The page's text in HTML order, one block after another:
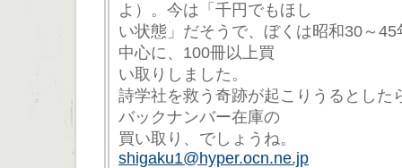
よ）。今は「千円でもほし
い状態」だそうで、ぼくは昭和30～
中心に、100冊以上買
い取りしました。
詩学社を救う奇跡が起こりうるとした
バックナンバー在庫の
買い取り、でしょうね。
shigaku1@hyper.ocn.ne.jp